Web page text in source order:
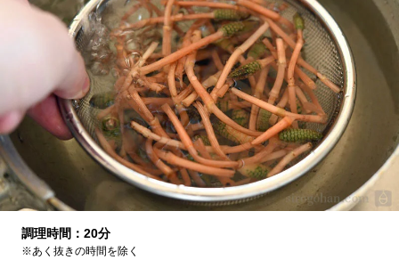
調理時間：20分
※あく抜きの時間を除く